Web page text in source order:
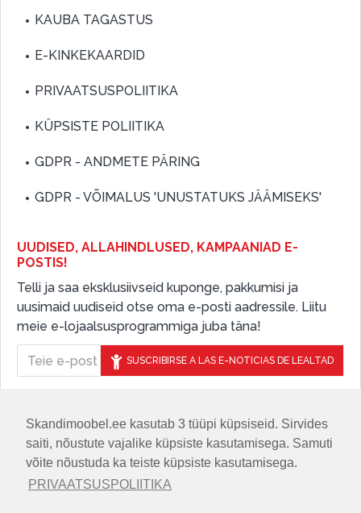
Skandimoobel.ee kasutab 3 tüüpi küpsiseid. Sirvides
saiti, nõustute vajalike küpsiste kasutamisega. Samuti
võite nõustuda ka teiste küpsiste kasutamisega.
PRIVAATSUSPOLIITIKA
KAUBA TAGASTUS
E-KINKEKAARDID
PRIVAATSUSPOLIITIKA
KÜPSISTE POLIITIKA
GDPR - ANDMETE PÄRING
GDPR - VÕIMALUS 'UNUSTATUKS JÄÄMISEKS'
UUDISED, ALLAHINDLUSED, KAMPAANIAD E-
POSTIS!
Telli ja saa eksklusiivseid kuponge, pakkumisi ja
uusimaid uudiseid otse oma e-posti aadressile. Liitu
meie e-lojaalsusprogrammiga juba täna!
SUSCRIBIRSE A LAS E-NOTICIAS DE LEALTAD
JÄLGIGE MEID SOTSIAALMEEDIAS